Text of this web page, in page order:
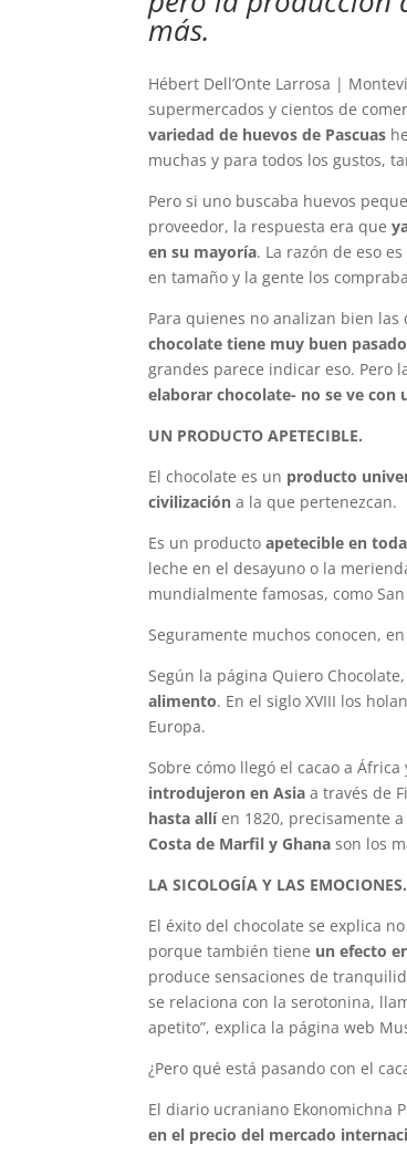
más.
Hébert Dell’Onte Larrosa |
supermercados y cientos de
variedad de huevos de Pascuas
muchas y para todos los gustos,
Pero si uno buscaba huevos
proveedor, la respuesta era que
en su mayoría. La razón de eso
en tamaño y la gente los
Para quienes no analizan bien
chocolate tiene muy buen
grandes parece indicar eso.
elaborar chocolate- no se ve
UN PRODUCTO APETECIBLE.
El chocolate es un producto
civilización a la que pertenezcan.
Es un productoapetecible en
leche en el desayuno o la
mundialmente famosas, como
Seguramente muchos conocen,
Según la página Quiero
alimento. En el siglo XVIII los
Europa.
Sobre cómo llegó el cacao a
introdujeron en Asia a través de
hasta allíen 1820, precisamente
Costa de Marfil y Ghana son los
LA SICOLOGÍA Y LAS EMOCIONES.
El éxito del chocolate se explica
porque también tiene un efecto
produce sensaciones de
se relaciona con la serotonina,
apetito”, explica la página web
¿Pero qué está pasando con el
El diario ucraniano Ekonomichna
en el precio del mercado